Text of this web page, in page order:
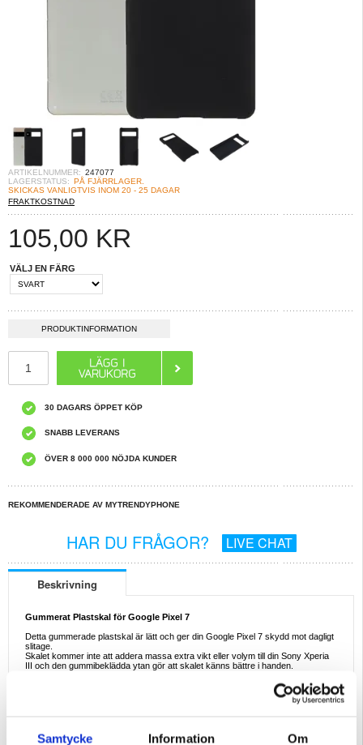
Samtycke Information Om
ARTIKELNUMMER: 247077
LAGERSTATUS: PÅ FJÄRRLAGER.
SKICKAS VANLIGTVIS INOM 20 - 25 DAGAR
FRAKTKOSTNAD
105,00 KR
VÄLJ EN FÄRG
PRODUKTINFORMATION
30 DAGARS ÖPPET KÖP
SNABB LEVERANS
ÖVER 8 000 000 NÖJDA KUNDER
REKOMMENDERADE AV MYTRENDYPHONE
HAR DU FRÅGOR? LIVE CHAT
Beskrivning
Gummerat Plastskal för Google Pixel 7
Detta gummerade plastskal är lätt och ger din Google Pixel 7 skydd mot dagligt
slitage.
Skalet kommer inte att addera massa extra vikt eller volym till din Sony Xperia
III och den gummibeklädda ytan gör att skalet känns bättre i handen.
- Detta gummerade plastskal innebär ingen extra volym och vikt till mobilen